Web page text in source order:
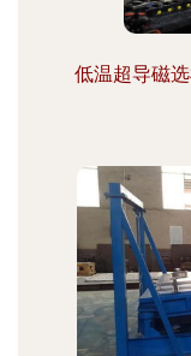
低温超导磁